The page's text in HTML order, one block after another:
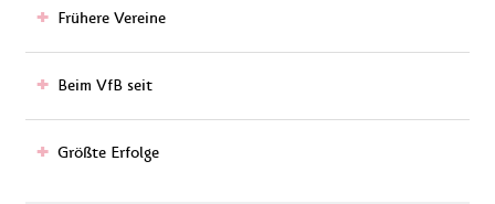
Frühere Vereine
Beim VfB seit
Größte Erfolge